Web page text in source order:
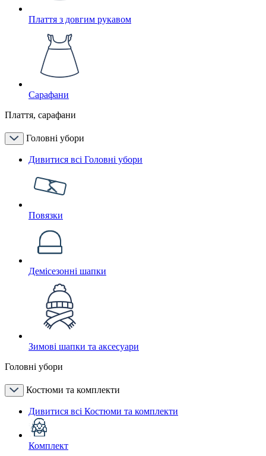
Плаття з довгим рукавом
Сарафани
Плаття, сарафани
Головні убори
Дивитися всі Головні убори
Повязки
Демісезонні шапки
Зимові шапки та аксесуари
Головні убори
Костюми та комплекти
Дивитися всі Костюми та комплекти
Комплект